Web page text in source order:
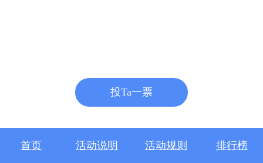
投Ta一票
首页 活动说明 活动规则 排行榜